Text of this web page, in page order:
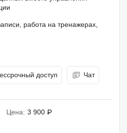
работа на тренажерах,
доступ Чат
Цена: 3 900 ₽